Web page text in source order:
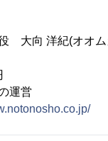
向 洋紀(オオム
運営